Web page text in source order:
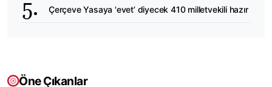
Çerçeve Yasaya 'evet’ diyecek 410 milletvekili hazır
Öne Çıkanlar